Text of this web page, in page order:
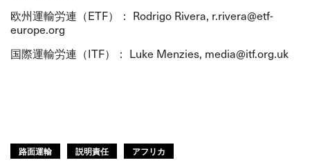
欧州運輸労連（ETF）： Rodrigo Rivera, r.rivera@etf-
europe.org
国際運輸労連（ITF）： Luke Menzies, media@itf.org.uk
路面運輸 説明責任 アフリカ